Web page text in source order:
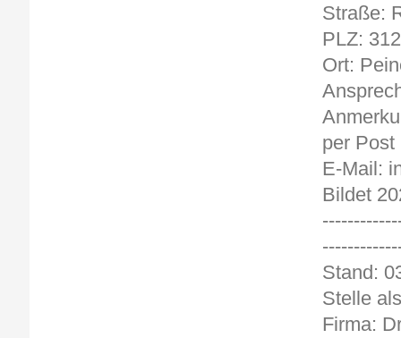
Straße:
PLZ:
Ort:
per Post
E-Mail:
Bildet
Stelle
Firma: